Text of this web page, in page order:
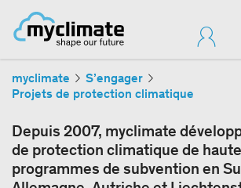
myclimate
S’engager
Projets de protection climatique
Depuis 2007, myclimate
de protection climatique de
programmes de subvention en